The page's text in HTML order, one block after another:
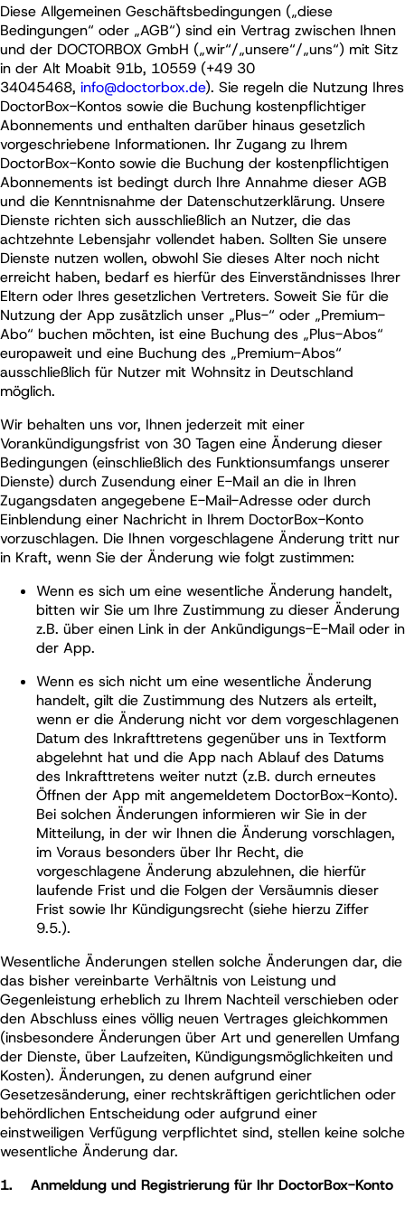
Diese Allgemeinen Geschäftsbedingungen („diese
Bedingungen“ oder „AGB“) sind ein Vertrag zwischen Ihnen
und der DOCTORBOX GmbH („wir“/„unsere“/„uns“) mit Sitz
in der Alt Moabit 91b, 10559 (+49 30
34045468, info@doctorbox.de). Sie regeln die Nutzung Ihres
DoctorBox-Kontos sowie die Buchung kostenpflichtiger
Abonnements und enthalten darüber hinaus gesetzlich
vorgeschriebene Informationen. Ihr Zugang zu Ihrem
DoctorBox-Konto sowie die Buchung der kostenpflichtigen
Abonnements ist bedingt durch Ihre Annahme dieser AGB
und die Kenntnisnahme der Datenschutzerklärung. Unsere
Dienste richten sich ausschließlich an Nutzer, die das
achtzehnte Lebensjahr vollendet haben. Sollten Sie unsere
Dienste nutzen wollen, obwohl Sie dieses Alter noch nicht
erreicht haben, bedarf es hierfür des Einverständnisses Ihrer
Eltern oder Ihres gesetzlichen Vertreters. Soweit Sie für die
Nutzung der App zusätzlich unser „Plus-“ oder „Premium-
Abo“ buchen möchten, ist eine Buchung des „Plus-Abos“
europaweit und eine Buchung des „Premium-Abos“
ausschließlich für Nutzer mit Wohnsitz in Deutschland
möglich.
Wir behalten uns vor, Ihnen jederzeit mit einer
Vorankündigungsfrist von 30 Tagen eine Änderung dieser
Bedingungen (einschließlich des Funktionsumfangs unserer
Dienste) durch Zusendung einer E-Mail an die in Ihren
Zugangsdaten angegebene E-Mail-Adresse oder durch
Einblendung einer Nachricht in Ihrem DoctorBox-Konto
vorzuschlagen. Die Ihnen vorgeschlagene Änderung tritt nur
in Kraft, wenn Sie der Änderung wie folgt zustimmen:
Wenn es sich um eine wesentliche Änderung handelt,
bitten wir Sie um Ihre Zustimmung zu dieser Änderung
z.B. über einen Link in der Ankündigungs-E-Mail oder in
der App.
Wenn es sich nicht um eine wesentliche Änderung
handelt, gilt die Zustimmung des Nutzers als erteilt,
wenn er die Änderung nicht vor dem vorgeschlagenen
Datum des Inkrafttretens gegenüber uns in Textform
abgelehnt hat und die App nach Ablauf des Datums
des Inkrafttretens weiter nutzt (z.B. durch erneutes
Öffnen der App mit angemeldetem DoctorBox-Konto).
Bei solchen Änderungen informieren wir Sie in der
Mitteilung, in der wir Ihnen die Änderung vorschlagen,
im Voraus besonders über Ihr Recht, die
vorgeschlagene Änderung abzulehnen, die hierfür
laufende Frist und die Folgen der Versäumnis dieser
Frist sowie Ihr Kündigungsrecht (siehe hierzu Ziffer
9.5.).
Wesentliche Änderungen stellen solche Änderungen dar, die
das bisher vereinbarte Verhältnis von Leistung und
Gegenleistung erheblich zu Ihrem Nachteil verschieben oder
den Abschluss eines völlig neuen Vertrages gleichkommen
(insbesondere Änderungen über Art und generellen Umfang
der Dienste, über Laufzeiten, Kündigungsmöglichkeiten und
Kosten). Änderungen, zu denen aufgrund einer
Gesetzesänderung, einer rechtskräftigen gerichtlichen oder
behördlichen Entscheidung oder aufgrund einer
einstweiligen Verfügung verpflichtet sind, stellen keine solche
wesentliche Änderung dar.
1. Anmeldung und Registrierung für Ihr DoctorBox-Konto